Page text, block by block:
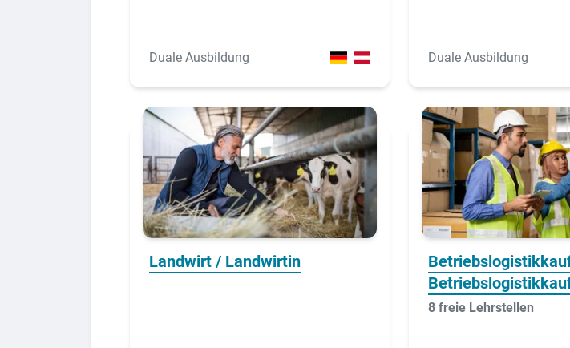
Duale Ausbildung Duale Ausbildung
Landwirt / Landwirtin
8 freie Lehrstellen